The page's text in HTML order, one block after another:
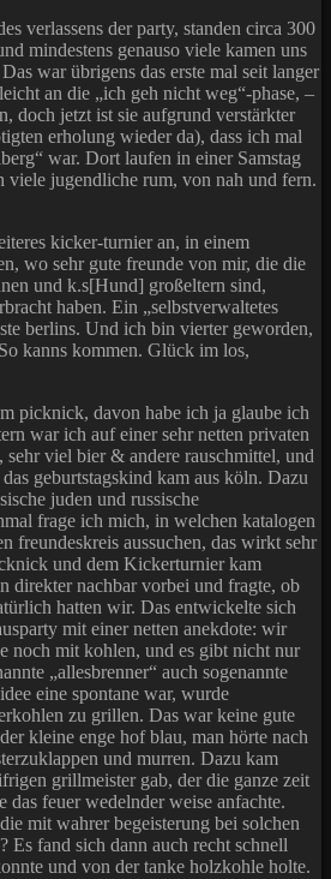
verlassens der party, standen circa 300
mindestens genauso viele kamen uns
war übrigens das erste mal seit langer
an die „ich geh nicht weg“-phase, –
doch jetzt ist sie aufgrund verstärkter
erholung wieder da), dass ich mal
war. Dort laufen in einer Samstag
jugendliche rum, von nah und fern.
kicker-turnier an, in einem
wo sehr gute freunde von mir, die die
und k.s[Hund] großeltern sind,
haben. Ein „selbstverwaltetes
berlins. Und ich bin vierter geworden,
kanns kommen. Glück im los,
picknick, davon habe ich ja glaube ich
war ich auf einer sehr netten privaten
sehr viel bier & andere rauschmittel, und
geburtstagskind kam aus köln. Dazu
juden und russische
frage ich mich, in welchen katalogen
freundeskreis aussuchen, das wirkt sehr
und dem Kickerturnier kam
direkter nachbar vorbei und fragte, ob
hatten wir. Das entwickelte sich
mit einer netten anekdote: wir
noch mit kohlen, und es gibt nicht nur
„allesbrenner“ auch sogenannte
eine spontane war, wurde
zu grillen. Das war keine gute
kleine enge hof blau, man hörte nach
und murren. Dazu kam
grillmeister gab, der die ganze zeit
das feuer wedelnder weise anfachte.
mit wahrer begeisterung bei solchen
Es fand sich dann auch recht schnell
und von der tanke holzkohle holte.